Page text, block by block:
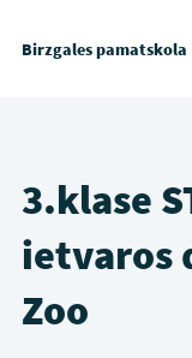
Birzgales pamatskola
3.klase
ietvaros
Zoo